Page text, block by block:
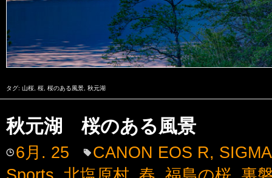
タグ: 山桜, 桜, 桜のある風景, 秋元湖
秋元湖 桜のある風景
6月. 25 CANON EOS R,